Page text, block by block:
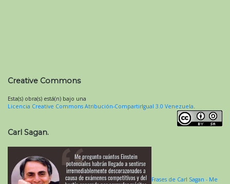
Creative Commons
Esta(s) obra(s) está(n) bajo una
Licencia Creative Commons Atribución-CompartirIgual 3.0 Venezuela
Carl Sagan.
Frases de Carl Sagan - Me